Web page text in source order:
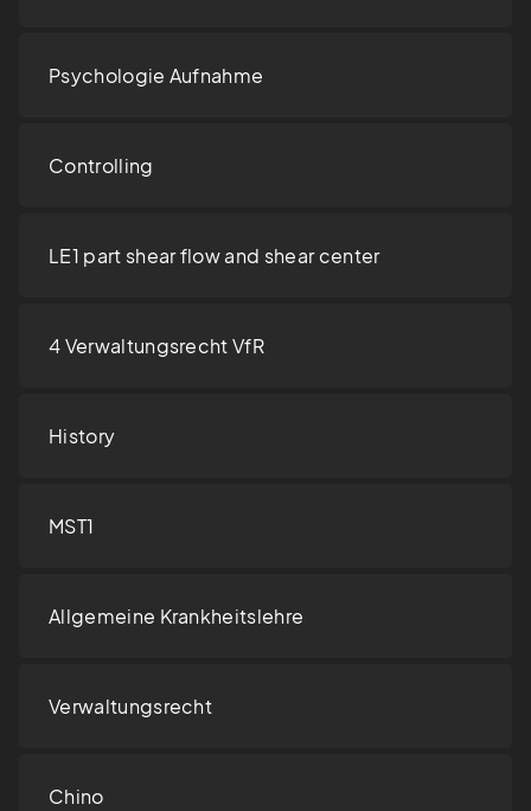
Psychologie Aufnahme
Controlling
LE1 part shear flow and shear center
4 Verwaltungsrecht VfR
History
MST1
Allgemeine Krankheitslehre
Verwaltungsrecht
Chino